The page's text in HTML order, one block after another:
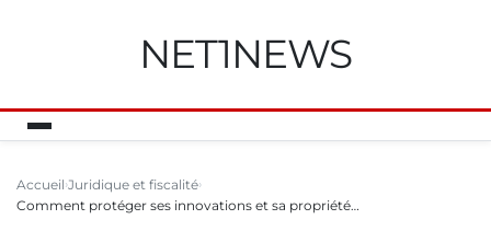
NET1NEWS
Accueil Juridique et fiscalité
Comment protéger ses innovations et sa propriété…